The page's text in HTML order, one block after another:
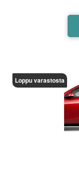
Loppu varastosta